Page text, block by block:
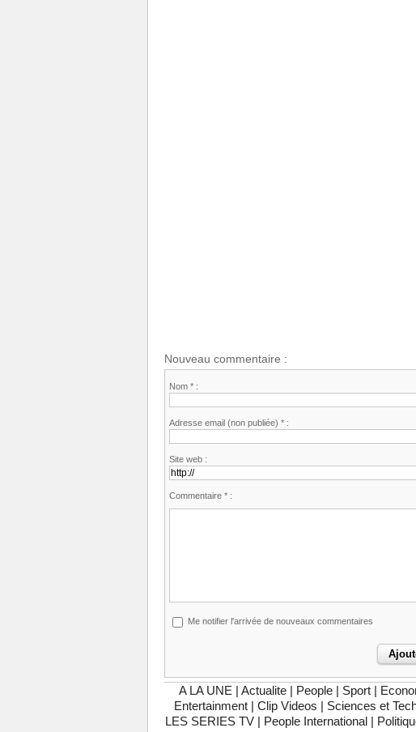
Nouveau commentaire :
Nom * :
Adresse email (non publiée) * :
Site web :
Commentaire * :
Me notifier l'arrivée de nouveaux commentaires
A LA UNE Actualite People Sport
Entertainment
Clip Videos Sciences et
LES SERIES TV
People International